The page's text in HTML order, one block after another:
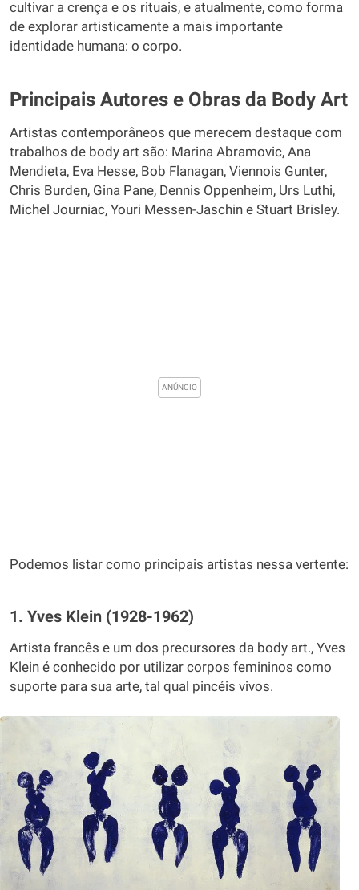
cultivar a crença e os rituais, e atualmente, como forma
de explorar artisticamente a mais importante
identidade humana: o corpo.
Principais Autores e Obras da Body Art
Artistas contemporâneos que merecem destaque com
trabalhos de body art são: Marina Abramovic, Ana
Mendieta, Eva Hesse, Bob Flanagan, Viennois Gunter,
Chris Burden, Gina Pane, Dennis Oppenheim, Urs Luthi,
Michel Journiac, Youri Messen-Jaschin e Stuart Brisley.
Podemos listar como principais artistas nessa vertente:
1. Yves Klein (1928-1962)
Artista francês e um dos precursores da body art., Yves
Klein é conhecido por utilizar corpos femininos como
suporte para sua arte, tal qual pincéis vivos.